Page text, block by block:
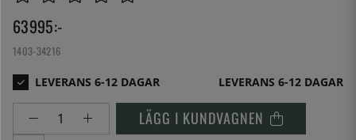
63995:-
1403-34216
LEVERANS 6-12 DAGAR
LÄGG I KUNDVAGNEN